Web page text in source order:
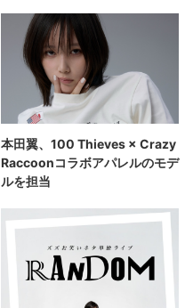
本田翼、100 Thieves × Crazy
Raccoonコラボアパレルのモデ
ルを担当